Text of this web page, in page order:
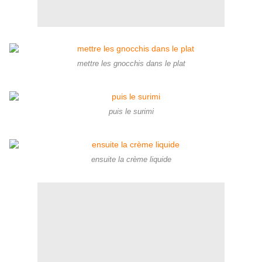
mettre les gnocchis dans le plat
puis le surimi
ensuite la crème liquide